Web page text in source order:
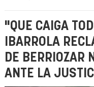
"QUE CAIGA
IBARROLA
DE BERRIOZAR
ANTE LA